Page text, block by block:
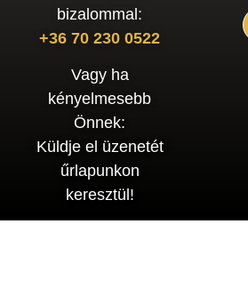
bizalommal:
+36 70 230 0522
Vagy ha
kényelmesebb
Önnek:
Küldje el üzenetét
űrlapunkon
keresztül!